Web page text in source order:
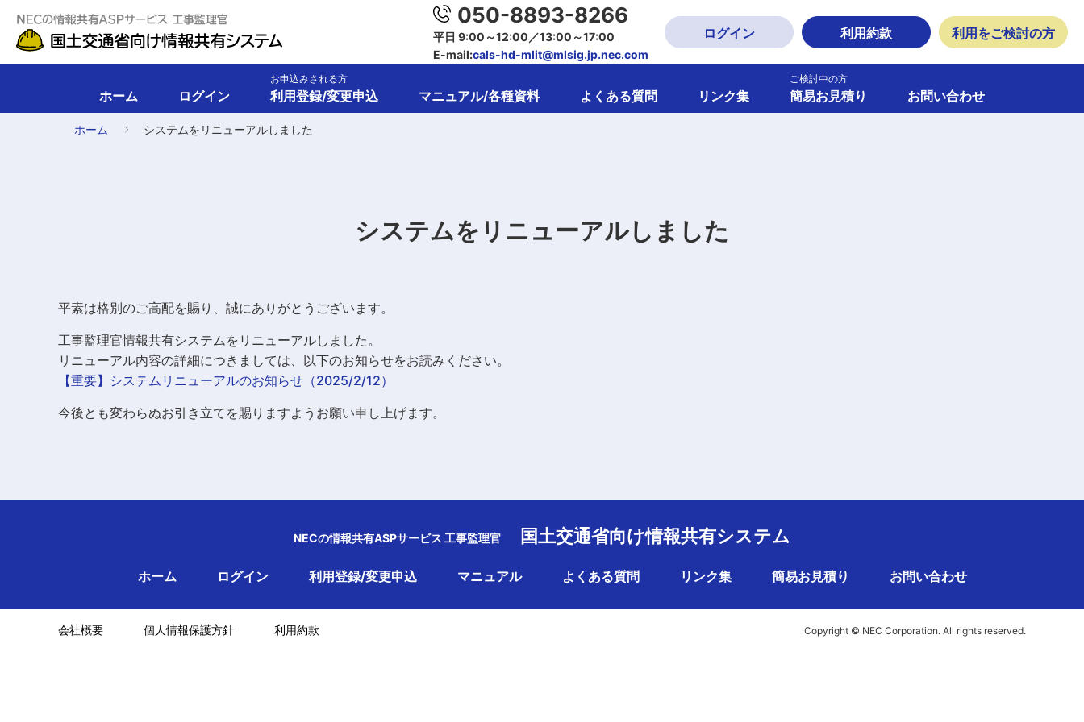
050-8893-8266
平日 9:00～12:00／13:00～17:00
E-mail:cals-hd-mlit@mlsig.jp.nec.com
ログイン 利用約款 利用をご検討の方
ホーム ログイン
お申込みされる方
利用登録/変更申込 マニュアル/各種資料 よくある質問 リンク集
ご検討中の方
簡易お見積り お問い合わせ
ホーム システムをリニューアルしました
システムをリニューアルしました
平素は格別のご高配を賜り、誠にありがとうございます。
工事監理官情報共有システムをリニューアルしました。
リニューアル内容の詳細につきましては、以下のお知らせをお読みください。
【重要】システムリニューアルのお知らせ（2025/2/12）
今後とも変わらぬお引き立てを賜りますようお願い申し上げます。
NECの情報共有ASPサービス 工事監理官 国土交通省向け情報共有システム
ホーム ログイン 利用登録/変更申込 マニュアル よくある質問 リンク集 簡易お見積り お問い合わせ
会社概要 個人情報保護方針 利用約款 Copyright © NEC Corporation. All rights reserved.